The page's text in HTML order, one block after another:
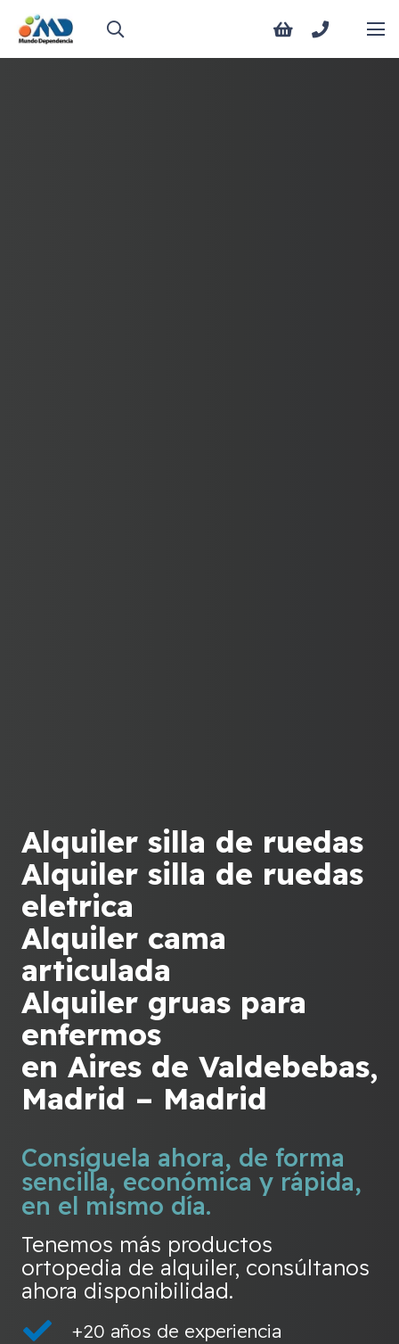
Alquiler silla de ruedas
Alquiler silla de ruedas
eletrica
Alquiler cama
articulada
Alquiler gruas para
enfermos
en Aires de Valdebebas,
Madrid – Madrid
Consíguela ahora, de forma
sencilla, económica y rápida,
en el mismo día.
Tenemos más productos
ortopedia de alquiler, consúltanos
ahora disponibilidad.
+20 años de experiencia